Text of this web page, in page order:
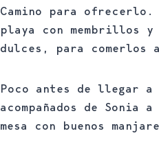
Camino para ofrecerlo.
playa con membrillos
dulces, para comerlos
Poco antes de llegar a
acompañados de
mesa con buenos